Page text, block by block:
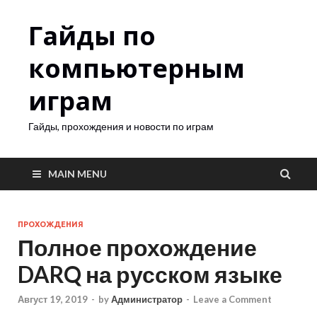
Гайды по
компьютерным
играм
Гайды, прохождения и новости по играм
MAIN MENU
ПРОХОЖДЕНИЯ
Полное прохождение
DARQ на русском языке
Август 19, 2019 - byАдминистратор - Leave a Comment